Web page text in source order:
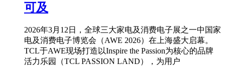
可及
2026年3月12日，全球三大家电及消费电子展之一中国家
电及消费电子博览会（AWE 2026）在上海盛大启幕。
TCL于AWE现场打造以Inspire the Passion为核心的品牌
活力乐园（TCL PASSION LAND），为用户